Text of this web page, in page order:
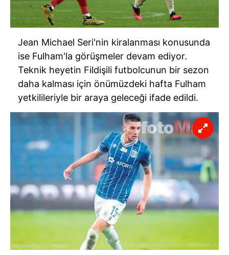
6698 sayılı Kişisel Verilerin Korunması Kanunu uyarınca
hazırlanmış Aydınlatma Metnimizi okumak ve sitemizde
ilgili mevzuata uygun olarak kullanılan çerezlerle ilgili bilgi
almak için lütfen
tıklayınız
Jean Michael Seri'nin kiralanması konusunda
ise Fulham'la görüşmeler devam ediyor.
Teknik heyetin Fildişili futbolcunun bir sezon
daha kalması için önümüzdeki hafta Fulham
yetkilileriyle bir araya geleceği ifade edildi.